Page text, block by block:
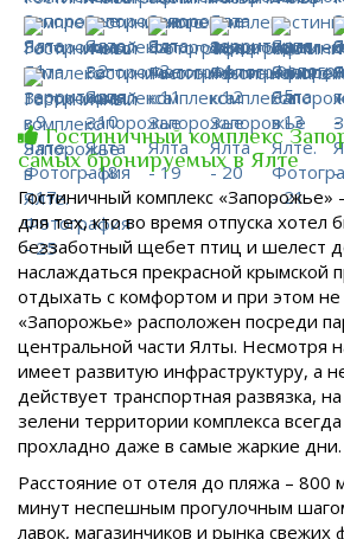
Гостиничный комплекс
самых бронируемых в Ялте
Гостиничный комплекс
для тех, кто во время отпуска хотел
беззаботный щебет птиц и шелест
наслаждаться прекрасной крымской
отдыхать с комфортом и при этом не
«Запорожье» расположен посреди
центральной части Ялты. Несмотря
имеет развитую инфраструктуру, а
действует транспортная развязка,
зелени территории комплекса
прохладно даже в самые жаркие дни.
Расстояние от отеля до пляжа – 800
минут неспешным прогулочным
лавок, магазинчиков и рынка свежих